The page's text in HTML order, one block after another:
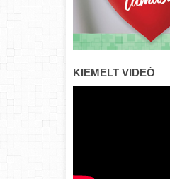
KIEMELT VIDEÓ